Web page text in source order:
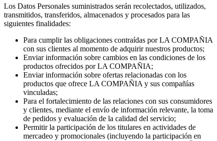
> Tratamiento y Finalidad_
Los Datos Personales suministrados serán recolectados, utilizados,
siguientes finalidades:
Para cumplir las obligaciones contraídas por LA COMPAÑIA
con sus clientes al momento de adquirir nuestros productos;
Enviar información sobre cambios en las condiciones de los
productos ofrecidos por LA COMPAÑIA;
Enviar información sobre ofertas relacionadas con los
productos que ofrece LA COMPAÑIA y sus compañías
vinculadas;
Para el fortalecimiento de las relaciones con sus consumidores
y clientes, mediante el envío de información relevante, la toma
de pedidos y evaluación de la calidad del servicio;